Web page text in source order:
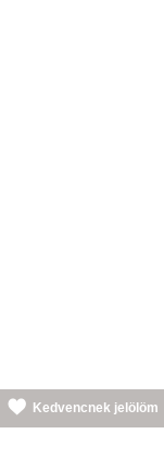
Kedvencnek jelölöm